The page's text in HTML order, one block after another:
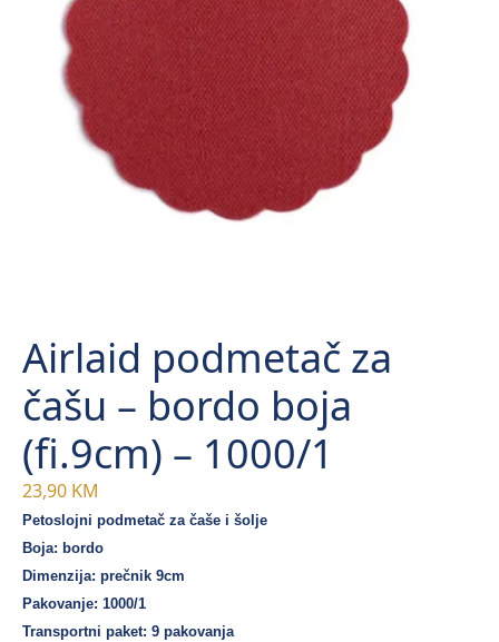
Airlaid podmetač za
čašu – bordo boja
(fi.9cm) – 1000/1
23,90 KM
Petoslojni podmetač za čaše i šolje
Boja: bordo
Dimenzija: prečnik 9cm
Pakovanje: 1000/1
Transportni paket: 9 pakovanja